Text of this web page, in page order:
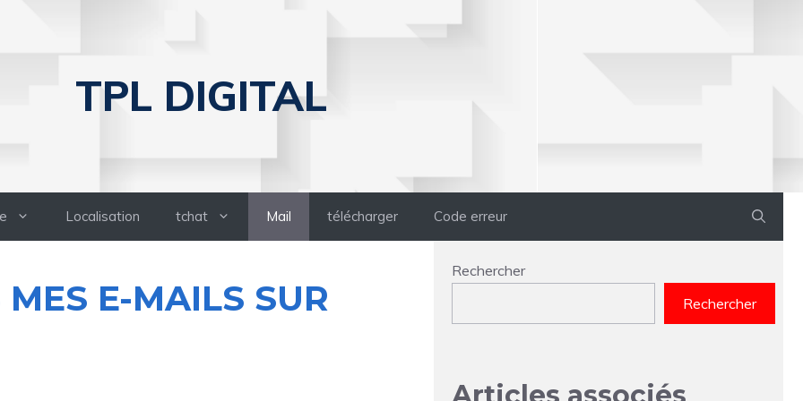
TPL DIGITAL
Localisation tchat Mail télécharger Code erreur
E-MAILS SUR
Rechercher
Rechercher